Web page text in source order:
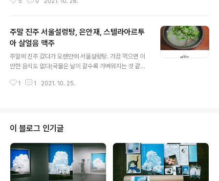
해준다면 그들의 삶도 나의 그것도 좀 더 풍요로워질 수 있
으로 향하면서도 꿈만 꾸고 사는 나와 20대에 미치지 못한
나이에도 지나치게 현실적인 생각만 하는 그들 사이의 괴
리감은 더 커질 수 밖에 없는 것이겠지. 언젠가 인성부장을
그만두고 마음이 통하는 아이들을 몇명이라도 만나게 된다
면 내가 세상을 바라보는 방식을 나눠주고 싶다.
주말 진주 서울설렁탕, 은안재, 스텔라아르투
아 살얼음 맥주
주말에 진주 갔다가 오랜만에 서울설렁탕. 가끔 먹으면 이
만한 음식도 없다(국물은 날이 갈수록 가벼워지는 것 같긴
울설렁탕은 내게 큰 충격을 주었다. 그때까지 설렁탕을 먹
만 먹어야해서 힘들었다는 기억을 갖고 있던데 나는 그런
걸 한번도 경험해본 적이 없다. 곰탕이랑 설렁탕은 다른 음
식이지만 당시까지의 내겐 비슷한 이미지의 음식이었다.).
서울 설렁탕 식탁에 새겨진 세월의 흔적. 얼마나 많은 뚝배
기들이 저 자리에 놓였을까? 밥 먹고 시간이 좀 남아서 망
경동 은안재에 들렀다. 전에도 ..
1 1 2021. 10. 25.
이 블로그 인기글